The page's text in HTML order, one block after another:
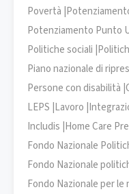
Povertà |
Potenziamento Punto
Politiche sociali |
Piano nazionale di
Persone con disabilità |
LEPS |Lavoro |
Includis |Home Care
Fondo Nazionale
Fondo Nazionale
Fondo Nazionale per